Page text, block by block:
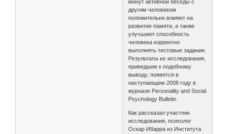
минут активной беседы с
другим человеком
положительно влияют на
развитие памяти, а также
улучшают способность
человека корректно
выполнять тестовые задания.
Результаты их исследования,
приведшие к подобному
выводу, появятся в
наступающем 2008 году в
журнале Personality and Social
Psychology Bulletin.
Как рассказал участник
исследования, психолог
Оскар Ибарра из Института